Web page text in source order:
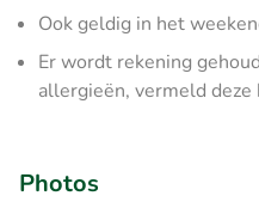
Ook geldig in het
Er wordt rekening
allergieën, vermeld
Photos